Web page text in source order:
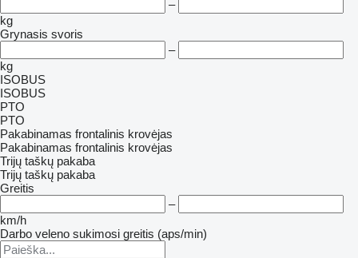
–
kg
Grynasis svoris
–
kg
ISOBUS
ISOBUS
PTO
PTO
Pakabinamas frontalinis krovėjas
Pakabinamas frontalinis krovėjas
Trijų taškų pakaba
Trijų taškų pakaba
Greitis
–
km/h
Darbo veleno sukimosi greitis (aps/min)